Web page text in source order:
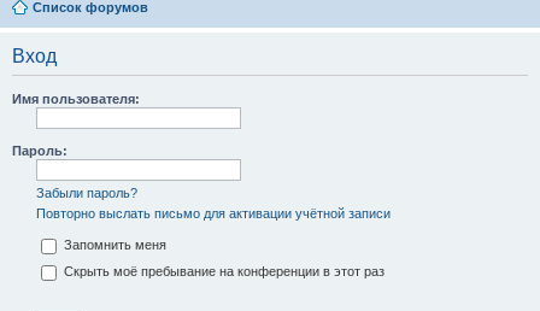
Список форумов
Вход
Имя пользователя:
Пароль:
Забыли пароль?
Повторно выслать письмо для активации учётной записи
Запомнить меня
Скрыть моё пребывание на конференции в этот раз